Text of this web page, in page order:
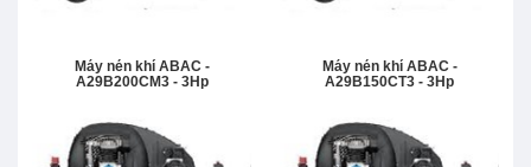
Máy nén khí ABAC -
A29B200CM3 - 3Hp
Máy nén khí ABAC -
A29B150CT3 - 3Hp